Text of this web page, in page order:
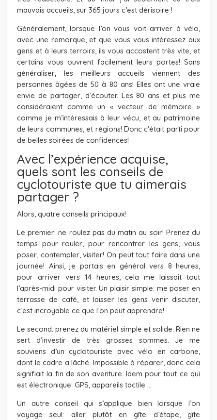
mauvais accueils, sur 365 jours c’est dérisoire !
Généralement, lorsque l’on vous voit arriver à vélo,
avec une remorque, et que vous vous intéressez aux
gens et à leurs terroirs, ils vous accostent très vite, et
certains vous ouvrent facilement leurs portes! Sans
généraliser, les meilleurs accueils viennent des
personnes âgées de 50 à 80 ans! Elles ont une vraie
envie de partager, d’écouter. Les 80 ans et plus me
considéraient comme un « vecteur de mémoire »
comme je m’intéressais à leur vécu, et au patrimoine
de leurs communes, et régions! Donc c’était parti pour
de belles soirées de confidences!
Avec l’expérience acquise,
quels sont les conseils de
cyclotouriste que tu aimerais
partager ?
Alors, quatre conseils principaux!
Le premier: ne roulez pas du matin au soir! Prenez du
temps pour rouler, pour rencontrer les gens, vous
poser, contempler, visiter! On peut tout faire dans une
journée! Ainsi, je partais en général vers 8 heures,
pour arriver vers 14 heures, cela me laissait tout
l’après-midi pour visiter. Un plaisir simple: me poser en
terrasse de café, et laisser les gens venir discuter,
c’est incroyable ce que l’on peut apprendre!
Le second: prenez du matériel simple et solide. Rien ne
sert d’investir de très grosses sommes. Je me
souviens d’un cyclotouriste avec vélo en carbone,
dont le cadre a lâché. Impossible à réparer, donc cela
signifiait la fin de son aventure. Idem pour tout ce qui
est électronique: GPS, appareils tactile …
Un autre conseil qui s’applique bien lorsque l’on
voyage seul: aller plutôt en gîte d’étape, gîte